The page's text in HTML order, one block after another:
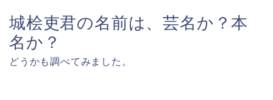
城桧吏君の名前は、芸名か？本
名か？
どうかも調べてみました。